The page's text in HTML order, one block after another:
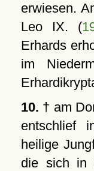
erwiesen.
Leo IX. (
Erhards
im
10. † am
entschlief
heilige
die sich in